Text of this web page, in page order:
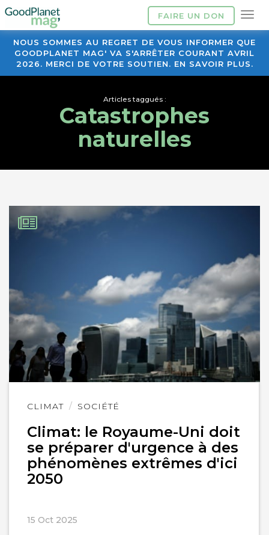
FAIRE UN DON
NOUS SOMMES AU REGRET DE VOUS INFORMER QUE
GOODPLANET MAG' VA S'ARRÊTER COURANT AVRIL
2026. MERCI DE VOTRE SOUTIEN. EN SAVOIR PLUS.
Articles taggués :
Catastrophes
naturelles
CLIMAT SOCIÉTÉ
Climat: le Royaume-Uni doit
se préparer d'urgence à des
phénomènes extrêmes d'ici
2050
15 Oct 2025
Lire